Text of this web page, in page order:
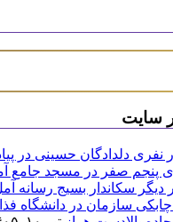
سایت
دلدادگان حسینی در
پنجم صفر در مسجد جامع
دیگر سکاندار بسیج رسانه
سازمان در دانشگاه